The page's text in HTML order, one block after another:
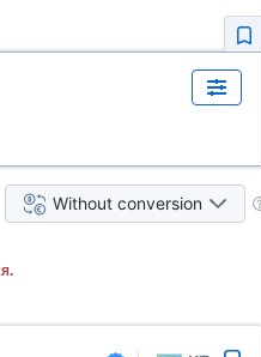
Without conversion